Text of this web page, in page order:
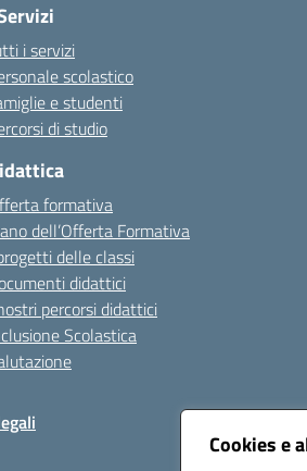
Cookies e
i servizi
scolastico
e studenti
di studio
formativa
dell’Offerta Formativa
delle classi
didattici
percorsi didattici
Scolastica